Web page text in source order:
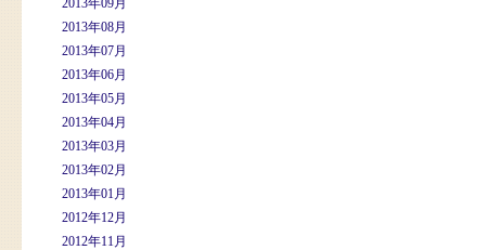
2013年09月
2013年08月
2013年07月
2013年06月
2013年05月
2013年04月
2013年03月
2013年02月
2013年01月
2012年12月
2012年11月